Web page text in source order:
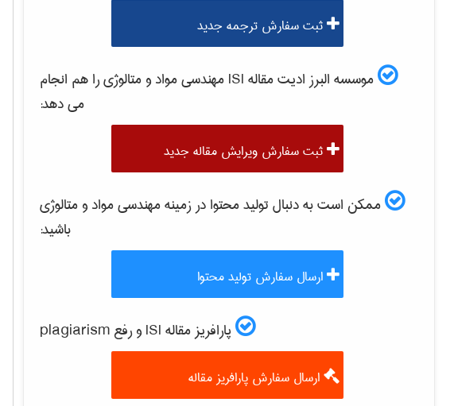
ثبت سفارش ترجمه جدید
موسسه البرز ادیت مقاله ISI مهندسی مواد و متالوژیرا هم انجام
می دهد:
ثبت سفارش ویرایش مقاله جدید
ممکن است به دنبال تولید محتوا در زمینهمهندسی مواد و متالوژی
باشید:
ارسال سفارش تولید محتوا
پارافریز مقاله ISI و رفع plagiarism
ارسال سفارش پارافریز مقاله